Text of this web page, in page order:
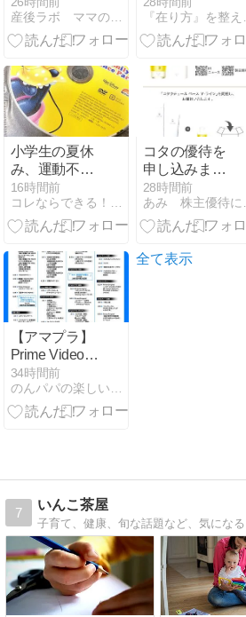
発酵性食物繊
維イヌリンで
ライフスタイ
ル
産後ラボ ママのための応援団
るかもしれな
い
小学生の夏休
み、運動不足
がやばいの
で...
16時間前
コレならできる！０.１歳の知育！頭のいい子を育てたい
コタの優待を
申し込みまし
た
28時間前
あみ 株
【アマプラ】
Prime Video
2026年8月新
着見放題作品 |
配信予定スケ
34時間前
のんパパの楽しいことはなんでもやって行こ！
全て表示
7
いんこ茶屋
子育て、健康、旬な話題など、気になる